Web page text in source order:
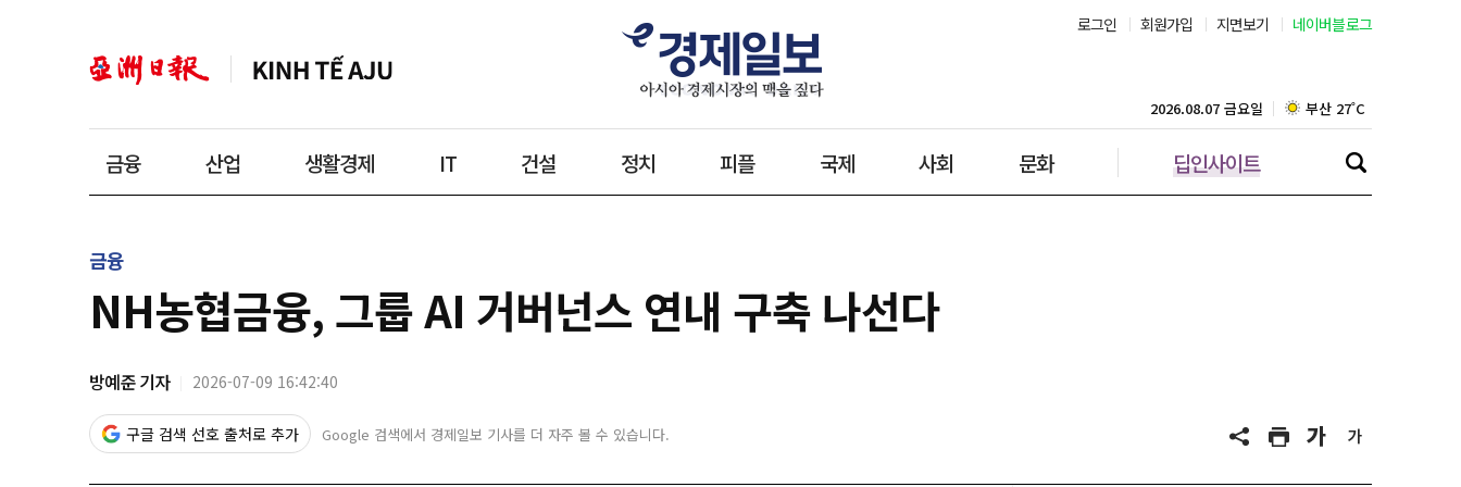
로그인 회원가입 지면보기 네이버블로그
금융 산업 생활경제 IT 건설 정치 피플 국제 사회 문화 딥인사이트
2026.08.07 금요일 대구 24˚C
인천 28˚C
제주 28˚C
금융
NH농협금융, 그룹 AI 거버넌스 연내 구축 나선다
방예준 기자 2026-07-09 16:42:40
구글 검색 선호 출처로 추가 Google 검색에서 경제일보 기사를 더 자주 볼 수 있습니다.